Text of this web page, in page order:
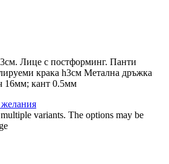
Лице с постформинг. Панти
крака h3см Метална дръжка
16мм; кант 0.5мм
variants. The options may be